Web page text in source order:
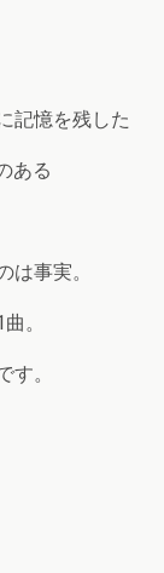
記憶を残した
ある
は事実。
。
す。